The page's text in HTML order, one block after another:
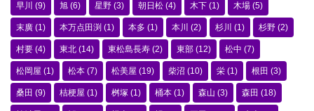
早川 (9) 旭 (6) 星野 (3) 朝日松 (4) 木下 (1) 木場 (5)
末廣 (1) 本万点田渕 (1) 本多 (1) 本川 (2) 杉川 (1) 杉野 (2)
村要 (4) 東北 (14) 東松島長寿 (2) 東部 (12) 松中 (7)
松岡屋 (1) 松本 (7) 松美屋 (19) 柴沼 (10) 栄 (1) 根田 (3)
桑田 (9) 桔梗屋 (1) 桝塚 (1) 桶本 (1) 森山 (3) 森田 (18)